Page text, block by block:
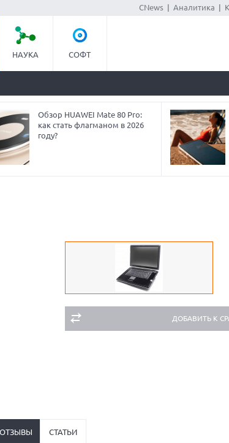
CNews| Аналитика
НАУКА СОФТ
Обзор HUAWEI Mate 80 Pro:
как стать флагманом в 2026
году?
ДОБАВИТЬ К
ОТЗЫВЫ СТАТЬИ